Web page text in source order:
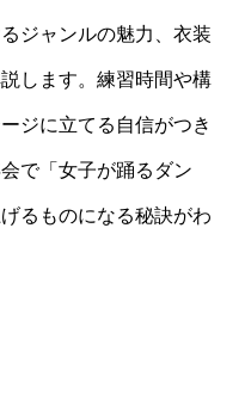
ジャンルの魅力、衣装
します。練習時間や構
ジに立てる自信がつき
で「女子が踊るダン
るものになる秘訣がわ